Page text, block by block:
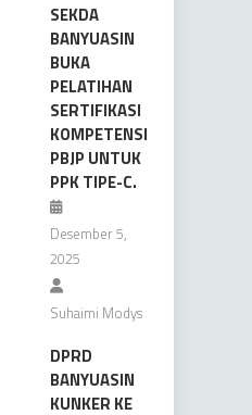
SEKDA
BANYUASIN
BUKA
PELATIHAN
SERTIFIKASI
KOMPETENSI
PBJP UNTUK
PPK TIPE-C.
Desember 5,
2025
Suhaimi Modys
DPRD
BANYUASIN
KUNKER KE